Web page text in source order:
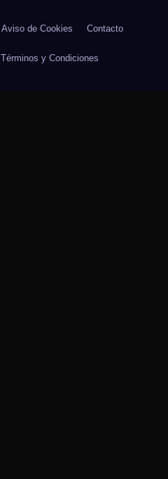
Aviso de Cookies Contacto
Términos y Condiciones